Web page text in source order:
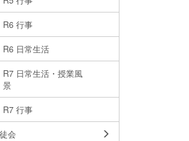
R6 行事
R6 日常生活
R7 日常生活・授業風
景
R7 行事
会